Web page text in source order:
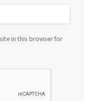
in this browser for